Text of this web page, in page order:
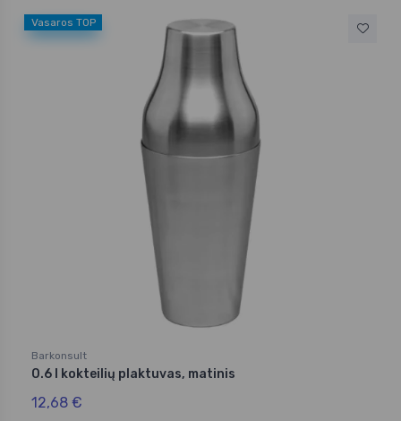
Vasaros TOP
Barkonsult
0.6 l kokteilių plaktuvas, matinis
12,68 €